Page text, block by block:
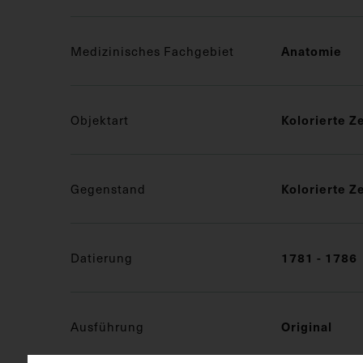
Medizinisches Fachgebiet Anatomie
Objektart Kolorierte
Gegenstand Kolorierte
Datierung 1781 - 1786
Ausführung Original